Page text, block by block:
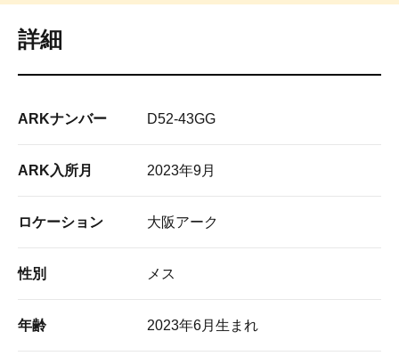
詳細
ARKナンバー D52-43GG
ARK入所月 2023年9月
ロケーション 大阪アーク
性別 メス
年齢 2023年6月生まれ